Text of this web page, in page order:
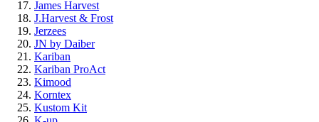
James Harvest
J.Harvest & Frost
Jerzees
JN by Daiber
Kariban
Kariban ProAct
Kimood
Korntex
Kustom Kit